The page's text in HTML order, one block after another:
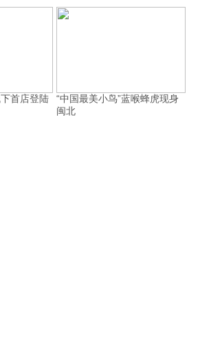
首店登陆
“中国最美小鸟”蓝喉蜂虎现身
闽北